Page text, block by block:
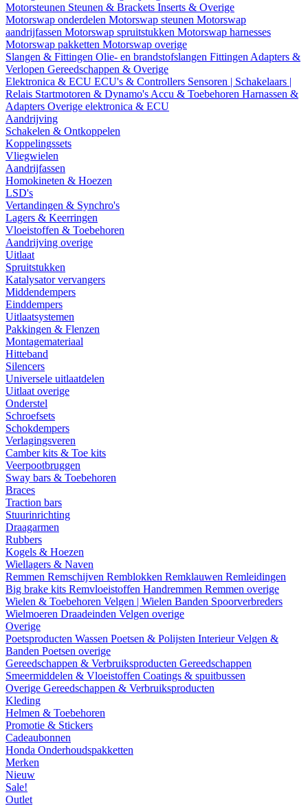
Motorsteunen Steunen & Brackets Inserts & Overige
Motorswap onderdelen Motorswap steunen Motorswap
aandrijfassen Motorswap spruitstukken Motorswap harnesses
Motorswap pakketten Motorswap overige
Slangen & Fittingen Olie- en brandstofslangen Fittingen Adapters &
Verlopen Gereedschappen & Overige
Elektronica & ECU ECU's & Controllers Sensoren | Schakelaars |
Relais Startmotoren & Dynamo's Accu & Toebehoren Harnassen &
Adapters Overige elektronica & ECU
Aandrijving
Schakelen & Ontkoppelen
Koppelingssets
Vliegwielen
Aandrijfassen
Homokineten & Hoezen
LSD's
Vertandingen & Synchro's
Lagers & Keerringen
Vloeistoffen & Toebehoren
Aandrijving overige
Uitlaat
Spruitstukken
Katalysator vervangers
Middendempers
Einddempers
Uitlaatsystemen
Pakkingen & Flenzen
Montagemateriaal
Hitteband
Silencers
Universele uitlaatdelen
Uitlaat overige
Onderstel
Schroefsets
Schokdempers
Verlagingsveren
Camber kits & Toe kits
Veerpootbruggen
Sway bars & Toebehoren
Braces
Traction bars
Stuurinrichting
Draagarmen
Rubbers
Kogels & Hoezen
Wiellagers & Naven
Remmen Remschijven Remblokken Remklauwen Remleidingen
Big brake kits Remvloeistoffen Handremmen Remmen overige
Wielen & Toebehoren Velgen | Wielen Banden Spoorverbreders
Wielmoeren Draadeinden Velgen overige
Overige
Poetsproducten Wassen Poetsen & Polijsten InterieurVelgen &
Banden Poetsen overige
Gereedschappen & Verbruiksproducten Gereedschappen
Smeermiddelen & Vloeistoffen Coatings & spuitbussen
Overige Gereedschappen & Verbruiksproducten
Kleding
Helmen & Toebehoren
Promotie & Stickers
Cadeaubonnen
Honda Onderhoudspakketten
Merken
Nieuw
Sale!
Outlet